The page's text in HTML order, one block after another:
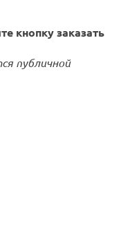
кнопку заказать
публичной